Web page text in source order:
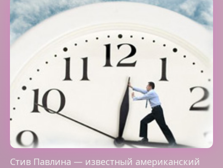
Стив Павлина — известный американский